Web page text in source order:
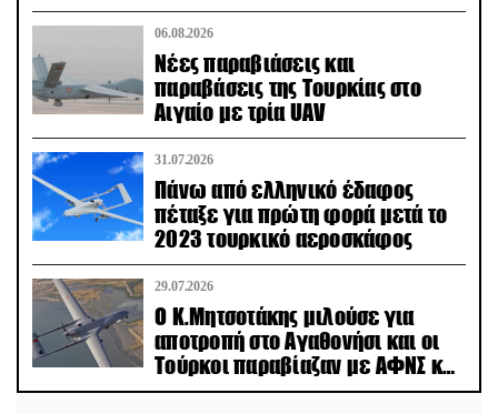
06.08.2026
Νέες παραβιάσεις και
παραβάσεις της Τουρκίας στο
Αιγαίο με τρία UAV
31.07.2026
Πάνω από ελληνικό έδαφος
πέταξε για πρώτη φορά μετά το
2023 τουρκικό αεροσκάφος
29.07.2026
Ο Κ.Μητσοτάκης μιλούσε για
αποτροπή στο Αγαθονήσι και οι
Τούρκοι παραβίαζαν με ΑΦΝΣ και
drone